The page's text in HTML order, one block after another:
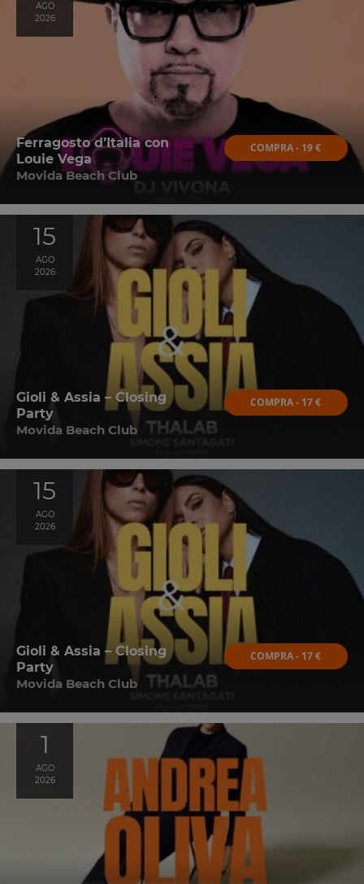
AGO
2026
Ferragosto d’Italia con
Louie Vega
Movida Beach Club
COMPRA - 19 €
15
AGO
2026
Gioli & Assia – Closing
Party
Movida Beach Club
COMPRA - 17 €
15
AGO
2026
Gioli & Assia – Closing
Party
Movida Beach Club
COMPRA - 17 €
1
AGO
2026